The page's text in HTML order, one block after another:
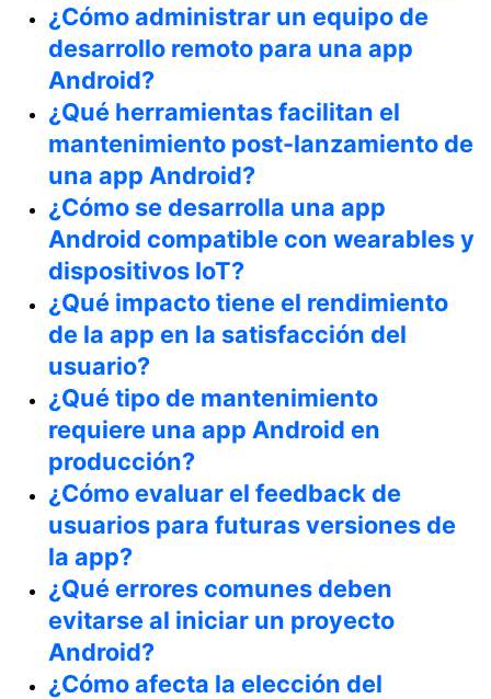
¿Cómo administrar un equipo de
desarrollo remoto para una app
Android?
¿Qué herramientas facilitan el
mantenimiento post-lanzamiento de
una app Android?
¿Cómo se desarrolla una app
Android compatible con wearables y
dispositivos IoT?
¿Qué impacto tiene el rendimiento
de la app en la satisfacción del
usuario?
¿Qué tipo de mantenimiento
requiere una app Android en
producción?
¿Cómo evaluar el feedback de
usuarios para futuras versiones de
la app?
¿Qué errores comunes deben
evitarse al iniciar un proyecto
Android?
¿Cómo afecta la elección del